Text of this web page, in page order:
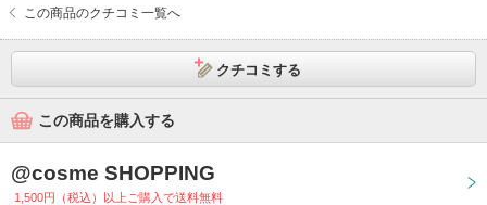
この商品のクチコミ一覧へ
クチコミする
この商品を購入する
@cosme SHOPPING
1,500円（税込）以上ご購入で送料無料